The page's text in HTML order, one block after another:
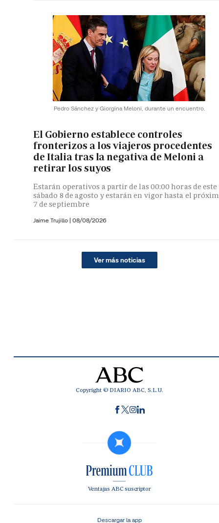
Pedro Sánchez y Giorgina Meloni, durante un encuentro.
El Gobierno establece controles
fronterizos a los viajeros procedentes
de Italia tras la negativa de Meloni a
retirar los suyos
Estarán operativos a partir de las 00:00 horas de este
sábado 8 de agosto y estarán en vigor hasta el
7 de septiembre
Jaime Trujillo | 08/08/2026
Ver más noticias
Copyright © DIARIO ABC, S.L.U.
Ventajas ABC suscriptor
Descargar la app